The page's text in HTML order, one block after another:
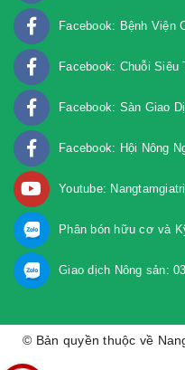
Facebook: Bệnh Viện
Facebook: Chuỗi Siêu
Facebook: Sàn Giao
Facebook: Hội Nông
Youtube:
Phân bón hữu cơ và
Giao dịch Nông sản:
© Bản quyền thuộc về